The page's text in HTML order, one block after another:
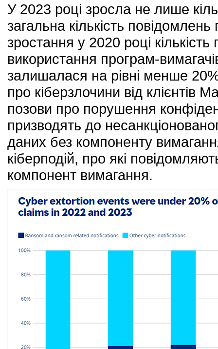
У 2023 році зросла не лише
загальна кількість
зростання у 2020 році
використання програм-
залишалася на рівні менше 20%
про кіберзлочини від
позови про порушення
призводять до
даних без компоненту
кіберподій, про які
компонент вимагання.